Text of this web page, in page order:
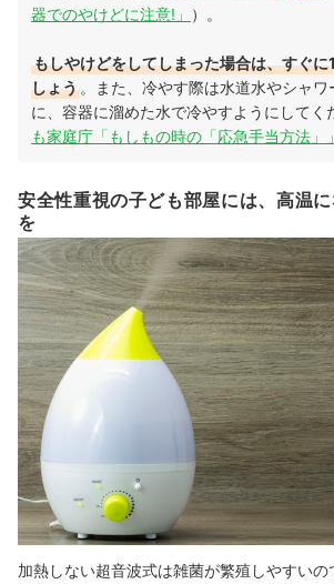
器でのやけどに注意!」 ）。
もしやけどをしてしまった場合は、すぐ
しょう 。また、冷やす際は水道水やシャ
に、容器に溜めた水で冷やすようにしてく
も家庭庁「もしもの時の「応急手当方法」」
安全性重視の子ども部屋には、高温
を
加熱しない超音波式は雑菌が繁殖しやすい